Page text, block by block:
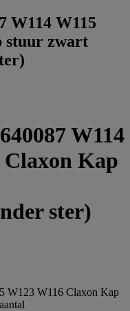
W114 W115
stuur zwart
W114
Claxon Kap
ster)
W123 W116 Claxon Kap